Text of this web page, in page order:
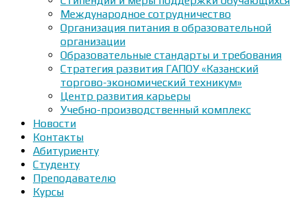
Международное сотрудничество
Организация питания в образовательной
организации
Образовательные стандарты и требования
Стратегия развития ГАПОУ «Казанский
торгово-экономический техникум»
Центр развития карьеры
Учебно-производственный комплекс
Новости
Контакты
Абитуриенту
Студенту
Преподавателю
Курсы